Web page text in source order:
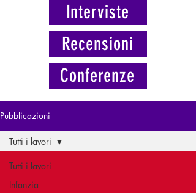
Interviste
Recensioni
Conferenze
Pubblicazioni
Tutti i lavori
Infanzia
Tutti i lavori